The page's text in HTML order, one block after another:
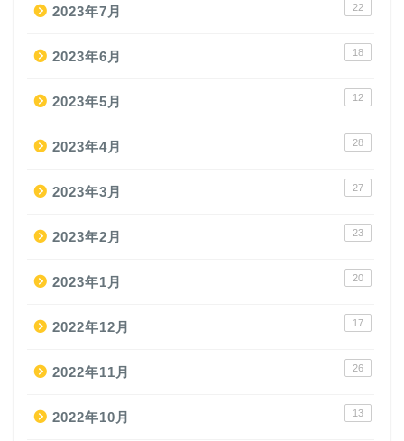
2023年7月 22
2023年6月 18
2023年5月 12
2023年4月 28
2023年3月 27
2023年2月 23
2023年1月 20
2022年12月 17
2022年11月 26
2022年10月 13